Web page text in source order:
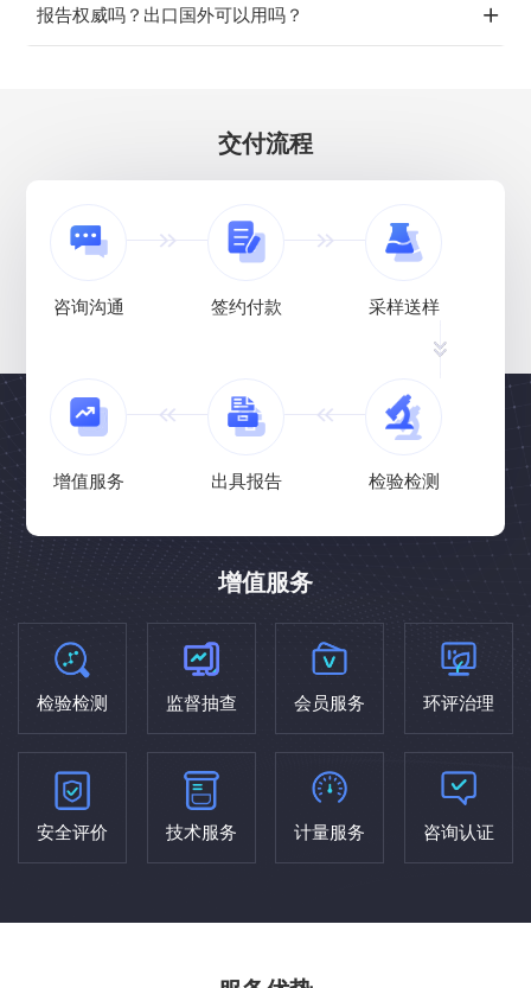
报告权威吗？出口国外可以用吗？
交付流程
咨询沟通 签约付款 采样送样
增值服务 出具报告 检验检测
增值服务
检验检测 监督抽查 会员服务 环评治理
安全评价 技术服务 计量服务 咨询认证